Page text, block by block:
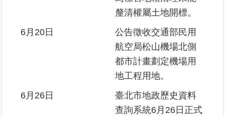
釐清權屬土地開標。
6月20日
公告徵收交通部民用
航空局松山機場北側
都市計畫劃定機場用
地工程用地。
6月26日
臺北市地政歷史資料
查詢系統6月26日正式